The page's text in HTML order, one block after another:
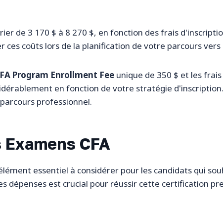
de 3 170 $ à 8 270 $, en fonction des frais
coûts lors de la planification de votre parcours vers
Program Enrollment Fee unique de 350 $ et les
en fonction de votre stratégie
professionnel.
CFA
essentiel à considérer pour les candidats qui
dépenses est crucial pour réussir cette certification